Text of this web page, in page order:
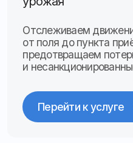
Точные решения
и состояния топлива
в транспорте и оборудовании
Смотреть все услуги
Перейти к услуге